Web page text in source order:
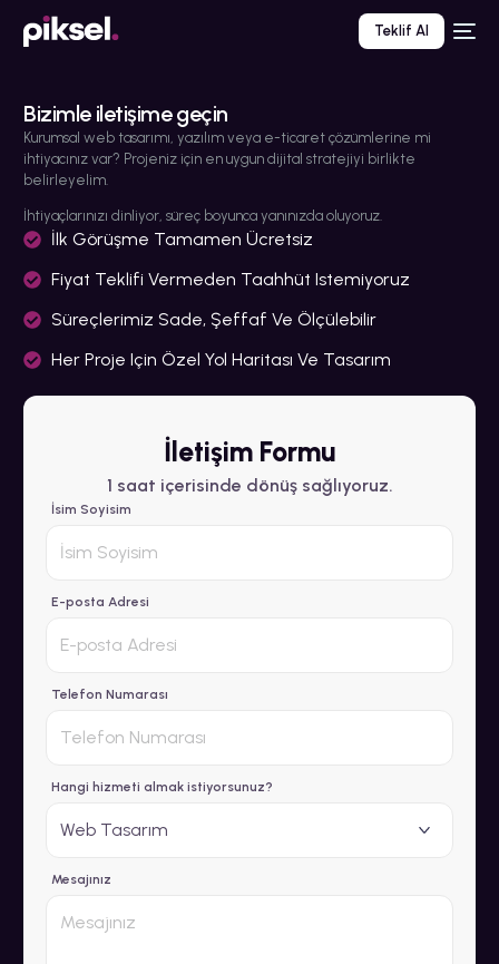
Teklif Al
Bizimle iletişime geçin
Kurumsal web tasarımı, yazılım veya e-ticaret çözümlerine mi
ihtiyacınız var? Projeniz için en uygun dijital stratejiyi birlikte
belirleyelim.
İhtiyaçlarınızı dinliyor, süreç boyunca yanınızda oluyoruz.
İlk Görüşme Tamamen Ücretsiz
Fiyat Teklifi Vermeden Taahhüt Istemiyoruz
Süreçlerimiz Sade, Şeffaf Ve Ölçülebilir
Her Proje Için Özel Yol Haritası Ve Tasarım
İletişim Formu
1 saat içerisinde dönüş sağlıyoruz.
İsim Soyisim
E-posta Adresi
Telefon Numarası
Hangi hizmeti almak istiyorsunuz?
Mesajınız